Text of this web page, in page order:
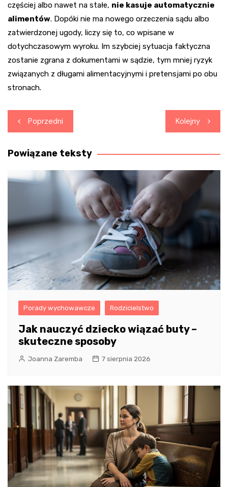
częściej albo nawet na stałe, nie kasuje automatycznie
alimentów. Dopóki nie ma nowego orzeczenia sądu albo
zatwierdzonej ugody, liczy się to, co wpisane w
dotychczasowym wyroku. Im szybciej sytuacja faktyczna
zostanie zgrana z dokumentami w sądzie, tym mniej ryzyk
związanych z długami alimentacyjnymi i pretensjami po obu
stronach.
Nawigacja
wpisu
Poprzedni Kolejny
Powiązane teksty
Porady wychowawcze Rodzicielstwo
Jak nauczyć dziecko wiązać buty –
skuteczne sposoby
Joanna Zaremba 7 sierpnia 2026